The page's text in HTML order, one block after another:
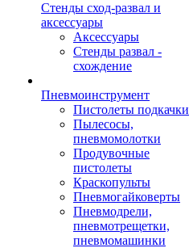
Стенды сход-развал и
аксессуары
Аксессуары
Стенды развал -
схождение
Пневмоинструмент
Пистолеты подкачки
Пылесосы,
пневмомолотки
Продувочные
пистолеты
Краскопульты
Пневмогайковерты
Пневмодрели,
пневмотрещетки,
пневмомашинки